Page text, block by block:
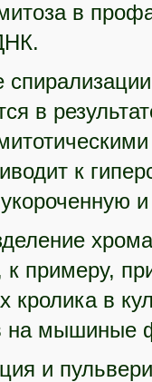
в
в
к
примеру,
кролика в
на мышиные
и